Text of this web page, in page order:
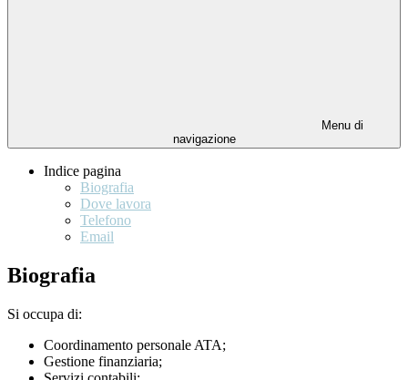
Menu di
navigazione
Indice pagina
Biografia
Dove lavora
Telefono
Email
Biografia
Si occupa di:
Coordinamento personale ATA;
Gestione finanziaria;